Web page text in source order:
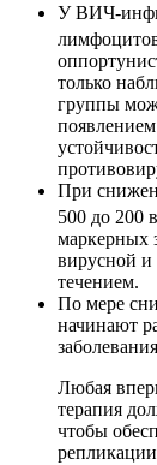
У ВИЧ-
только
группы
При
500 до 200
маркерных
вирусной
течением.
По мере
начинают
Любая
терапия
чтобы